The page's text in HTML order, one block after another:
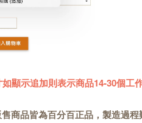
如顯示追加則表示商品14-30個工
售商品皆為百分百正品，製造過